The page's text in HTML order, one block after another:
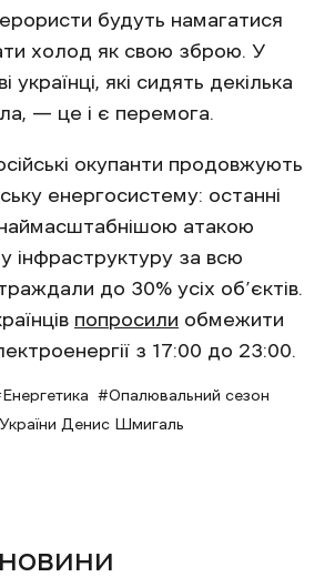
будуть намагатися
холод як свою зброю. У
українці, які сидять декілька
— це і є перемога.
окупанти продовжують
енергосистему: останні
атакою
інфраструктуру за всю
до 30% усіх об’єктів.
попросили обмежити
з 17:00 до 23:00.
Енергетика
Опалювальний сезон
Денис Шмигаль